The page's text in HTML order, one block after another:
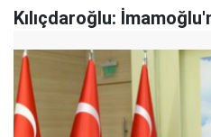
Kılıçdaroğlu: